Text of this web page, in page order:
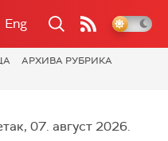
Eng
АРХИВА РУБРИКА
07. август 2026.